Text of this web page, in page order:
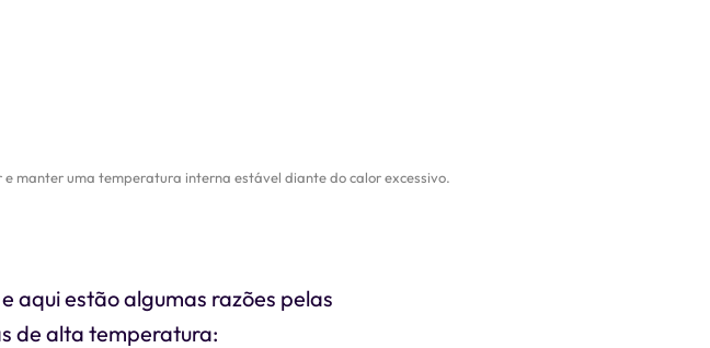
manter uma temperatura interna estável diante do calor excessivo.
aqui estão algumas razões pelas
de alta temperatura: